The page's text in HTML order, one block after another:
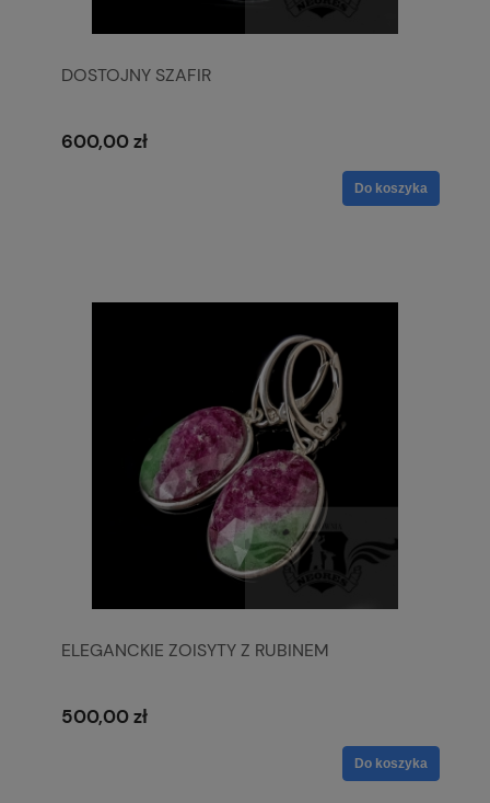
DOSTOJNY SZAFIR
600,00 zł
Do koszyka
ELEGANCKIE ZOISYTY Z RUBINEM
500,00 zł
Do koszyka